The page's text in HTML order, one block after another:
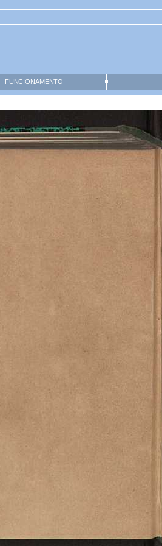
FUNCIONAMENTO